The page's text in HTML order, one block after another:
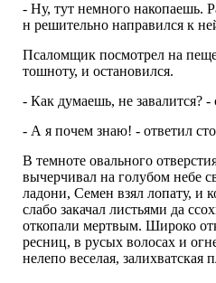
- Ну, тут немного накопаешь.
н решительно направился к
Псаломщик посмотрел на
тошноту, и остановился.
- Как думаешь, не завалится? -
- А я почем знаю! - ответил
В темноте овального
вычерчивал на голубом небе
ладони, Семен взял лопату, и
слабо закачал листьями да
откопали мертвым. Широко
ресниц, в русых волосах и
нелепо веселая, залихватская